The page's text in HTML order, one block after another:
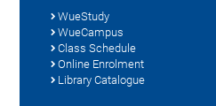
WueStudy
WueCampus
Class Schedule
Online Enrolment
Library Catalogue